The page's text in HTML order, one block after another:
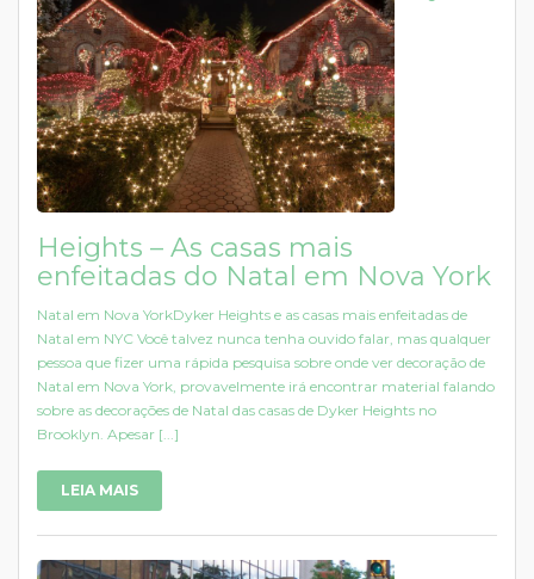
Heights – As casas mais
enfeitadas do Natal em Nova York
Natal em Nova YorkDyker Heights e as casas mais enfeitadas de
Natal em NYC Você talvez nunca tenha ouvido falar, mas qualquer
pessoa que fizer uma rápida pesquisa sobre onde ver decoração de
Natal em Nova York, provavelmente irá encontrar material falando
sobre as decorações de Natal das casas de Dyker Heights no
Brooklyn. Apesar [...]
LEIA MAIS